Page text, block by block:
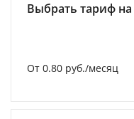
Выбрать тариф
От 0.80 руб./месяц